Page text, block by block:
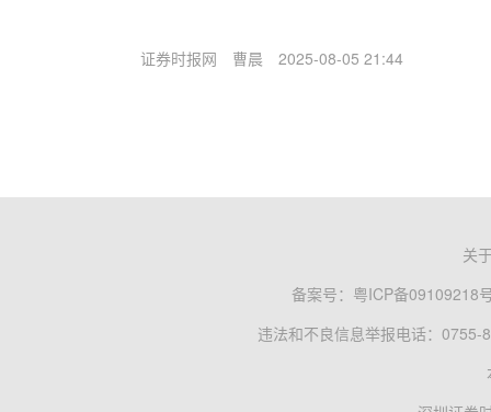
证券时报网 曹晨 2025-08-05 21:44
关
备案号： 粤ICP备09109218
违法和不良信息举报电话：0755-